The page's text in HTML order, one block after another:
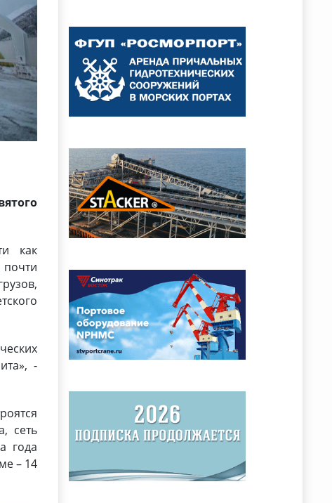
как
почти
-
сеть
года
– 14